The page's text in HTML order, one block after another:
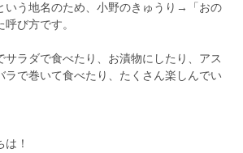
いう地名のため、小野のきゅうり→「おの
び方です。
サラダで食べたり、お漬物にしたり、アス
ラで巻いて食べたり、たくさん楽しんでい
！